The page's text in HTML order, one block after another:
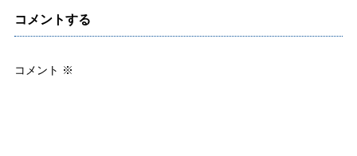
コメントする
コメント ※